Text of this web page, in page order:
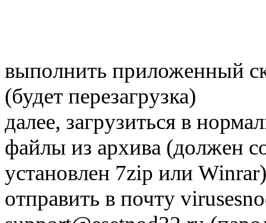
выполнить приложенный
(будет перезагрузка)
далее, загрузиться в
файлы из архива (должен
установлен 7zip или Winrar)
отправить в почту